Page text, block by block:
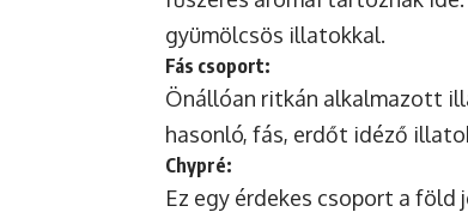
gyümölcsös illatokkal.
Fás csoport:
Önállóan ritkán alkalmazott
hasonló, fás, erdőt idéző
Chypré:
Ez egy érdekes csoport a